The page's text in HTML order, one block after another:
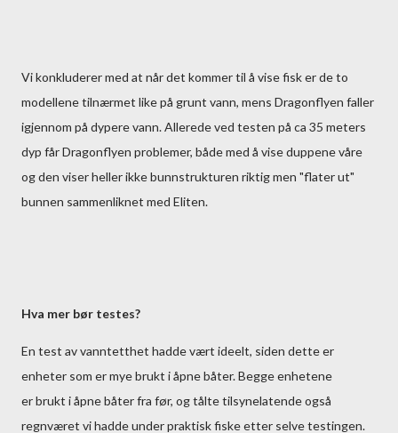
Vi konkluderer med at når det kommer til å vise fisk er de to
modellene tilnærmet like på grunt vann, mens Dragonflyen faller
igjennom på dypere vann. Allerede ved testen på ca 35 meters
dyp får Dragonflyen problemer, både med å vise duppene våre
og den viser heller ikke bunnstrukturen riktig men "flater ut"
bunnen sammenliknet med Eliten.
Hva mer bør testes?
En test av vanntetthet hadde vært ideelt, siden dette er
enheter som er mye brukt i åpne båter. Begge enhetene
er brukt i åpne båter fra før, og tålte tilsynelatende også
regnværet vi hadde under praktisk fiske etter selve testingen.